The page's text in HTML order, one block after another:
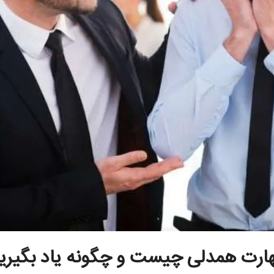
همدلی چیست و چگونه یاد